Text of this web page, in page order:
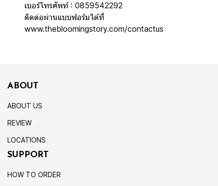
เบอร์โทรศัพท์ : 0859542292
ติดต่อผ่านแบบฟอร์มได้ที่
www.thebloomingstory.com/contactus
ABOUT
ABOUT US
REVIEW
LOCATIONS
SUPPORT
HOW TO ORDER